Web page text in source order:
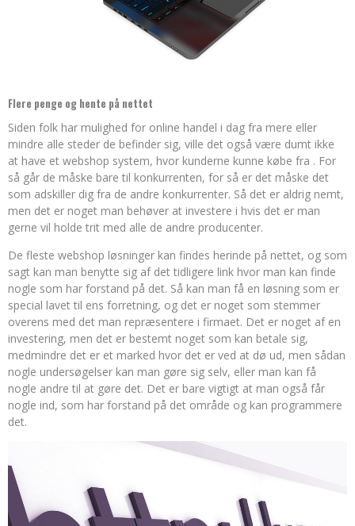
Flere penge og hente på nettet
Siden folk har mulighed for online handel i dag fra mere eller
mindre alle steder de befinder sig, ville det også være dumt ikke
at have et webshop system, hvor kunderne kunne købe fra . For
så går de måske bare til konkurrenten, for så er det måske det
som adskiller dig fra de andre konkurrenter. Så det er aldrig nemt,
men det er noget man behøver at investere i hvis det er man
gerne vil holde trit med alle de andre producenter.
De fleste webshop løsninger kan findes herinde på nettet, og som
sagt kan man benytte sig af det tidligere link hvor man kan finde
nogle som har forstand på det. Så kan man få en løsning som er
special lavet til ens forretning, og det er noget som stemmer
overens med det man repræsentere i firmaet. Det er noget af en
investering, men det er bestemt noget som kan betale sig,
medmindre det er et marked hvor det er ved at dø ud, men sådan
nogle undersøgelser kan man gøre sig selv, eller man kan få
nogle andre til at gøre det. Det er bare vigtigt at man også får
nogle ind, som har forstand på det område og kan programmere
det.